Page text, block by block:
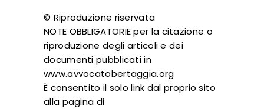
© Riproduzione riservata
NOTE OBBLIGATORIE per la citazione o
riproduzione degli articoli e dei
documenti pubblicati in
www.avvocatobertaggia.org
È consentito il solo link dal proprio sito
alla pagina di